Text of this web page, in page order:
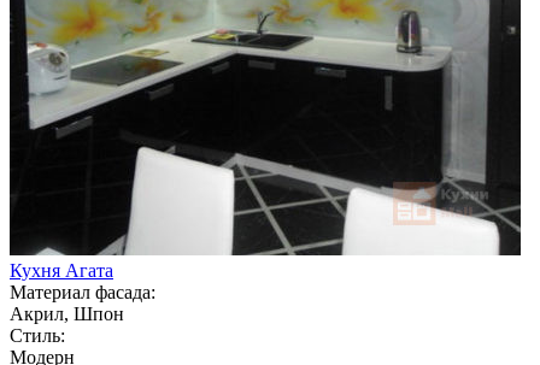
Кухня Агата
Материал фасада:
Акрил, Шпон
Стиль:
Модерн